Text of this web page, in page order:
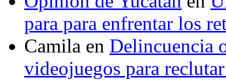
para para enfrentar los
Camila en Delincuencia
videojuegos para